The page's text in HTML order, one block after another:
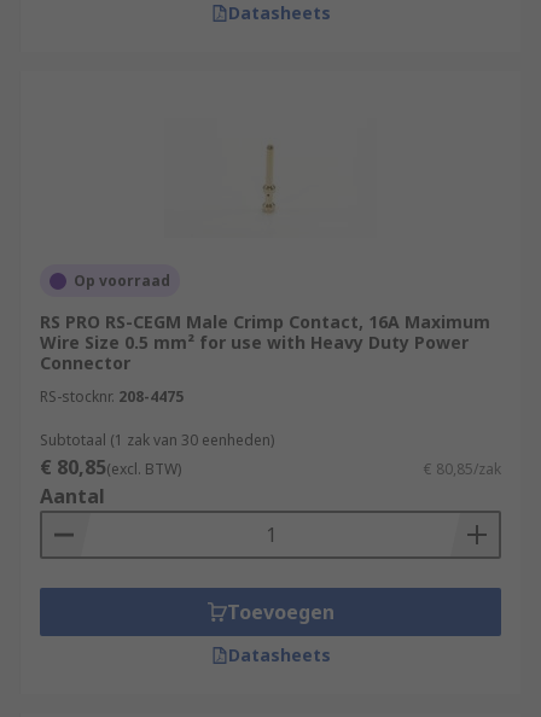
Datasheets
Op voorraad
RS PRO RS-CEGM Male Crimp Contact, 16A Maximum
Wire Size 0.5 mm² for use with Heavy Duty Power
Connector
RS-stocknr. 208-4475
Subtotaal (1 zak van 30 eenheden)
€ 80,85(excl. BTW) € 80,85/zak
Aantal
Toevoegen
Datasheets